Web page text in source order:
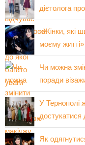
дієтолога
«Жінки, які
моєму житті»
Чи можна
поради
У Тернополі
достукатися
Як